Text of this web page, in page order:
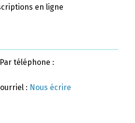
en ligne
Par téléphone :
: Nous écrire